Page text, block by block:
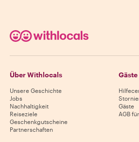
Über Withlocals
Unsere Geschichte
Jobs
Nachhaltigkeit
Reiseziele
Geschenkgutscheine
Partnerschaften
Gäste
Gäste
AGB